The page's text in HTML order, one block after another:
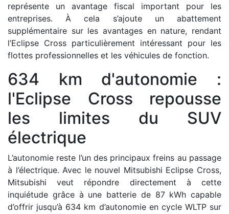
représente un avantage fiscal important pour les
entreprises. À cela s’ajoute un abattement
supplémentaire sur les avantages en nature, rendant
l’Eclipse Cross particulièrement intéressant pour les
flottes professionnelles et les véhicules de fonction.
634 km d'autonomie :
l'Eclipse Cross repousse
les limites du SUV
électrique
L’autonomie reste l’un des principaux freins au passage
à l’électrique. Avec le nouvel Mitsubishi Eclipse Cross,
Mitsubishi veut répondre directement à cette
inquiétude grâce à une batterie de 87 kWh capable
d’offrir jusqu’à 634 km d’autonomie en cycle WLTP sur